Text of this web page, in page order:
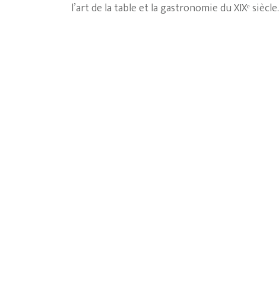
l’art de la table et la gastronomie du XIXᵉ siècle.